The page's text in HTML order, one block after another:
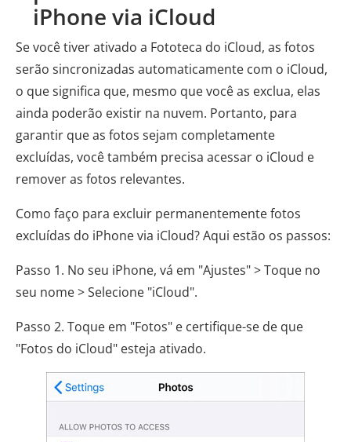
iPhone via iCloud
Se você tiver ativado a Fototeca do iCloud, as fotos
serão sincronizadas automaticamente com o iCloud,
o que significa que, mesmo que você as exclua, elas
ainda poderão existir na nuvem. Portanto, para
garantir que as fotos sejam completamente
excluídas, você também precisa acessar o iCloud e
remover as fotos relevantes.
Como faço para excluir permanentemente fotos
excluídas do iPhone via iCloud? Aqui estão os passos:
Passo 1. No seu iPhone, vá em "Ajustes" > Toque no
seu nome > Selecione "iCloud".
Passo 2. Toque em "Fotos" e certifique-se de que
"Fotos do iCloud" esteja ativado.